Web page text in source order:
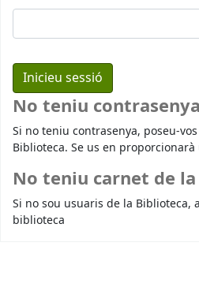
No teniu
Si no teniu contrasenya, poseu-
Biblioteca. Se us en proporcionarà
No teniu carnet de
Si no sou usuaris de la Biblioteca,
biblioteca